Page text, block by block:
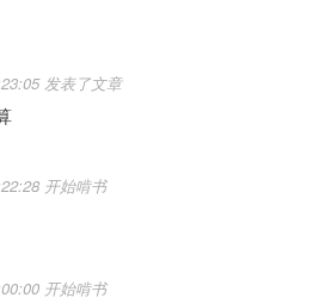
发表了文章
开始啃书
开始啃书